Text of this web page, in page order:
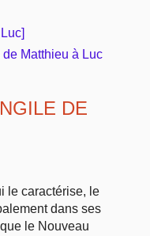
Matthieu à Luc
DE
le caractérise, le
dans ses
le Nouveau